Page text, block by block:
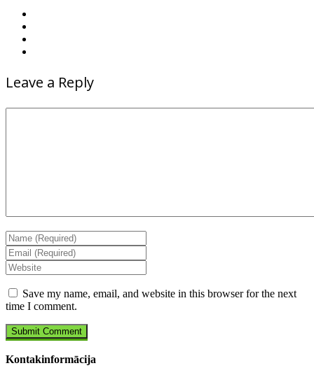
Leave a Reply
Save my name, email, and website in this browser for the next
time I comment.
Kontakinformācija